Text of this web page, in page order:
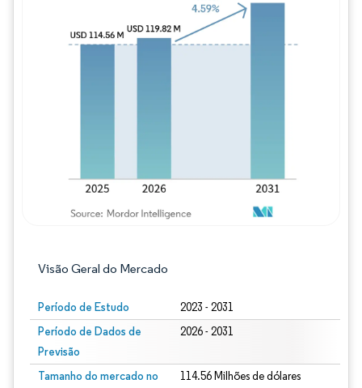
Visão Geral do Mercado
Período de Estudo 2023 - 2031
Período de Dados de
Previsão
2026 - 2031
Tamanho do mercado no
114.56 Milhões de dólares